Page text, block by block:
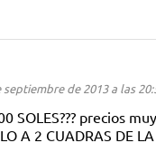
septiembre de 2013 a las
SOLES??? precios
A 2 CUADRAS DE